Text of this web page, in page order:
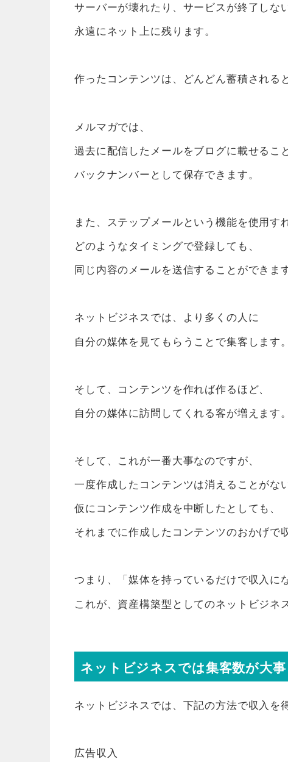
サーバーが壊れたり、サービスが終了しな
永遠にネット上に残ります。
作ったコンテンツは、どんどん蓄積される
メルマガでは、
過去に配信したメールをブログに載せるこ
バックナンバーとして保存できます。
また、ステップメールという機能を使用す
どのようなタイミングで登録しても、
同じ内容のメールを送信することができま
ネットビジネスでは、より多くの人に
自分の媒体を見てもらうことで集客します。
そして、コンテンツを作れば作るほど、
自分の媒体に訪問してくれる客が増えます。
そして、これが一番大事なのですが、
一度作成したコンテンツは消えることがな
仮にコンテンツ作成を中断したとしても、
それまでに作成したコンテンツのおかげで
つまり、「媒体を持っているだけで収入に
これが、資産構築型としてのネットビジネ
ネットビジネスでは集客数が大事
ネットビジネスでは、下記の方法で収入を
広告収入